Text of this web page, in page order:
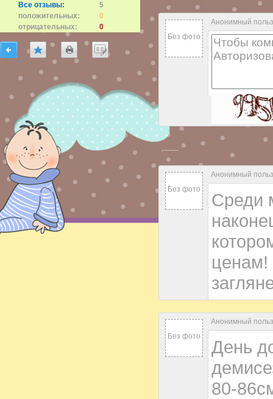
Все отзывы:
5
положительных:
0
отрицательных:
0
Без фото
Анонимный
Без фото
Анонимный
Среди
ценам!
Без фото
Анонимный
День
80-